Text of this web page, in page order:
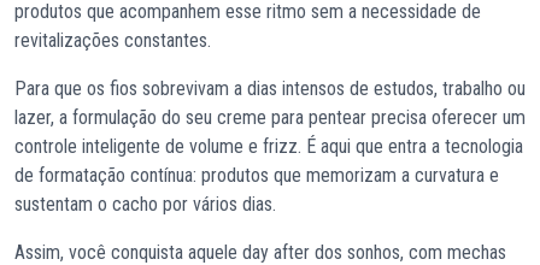
produtos que acompanhem esse ritmo sem a necessidade de
revitalizações constantes.
Para que os fios sobrevivam a dias intensos de estudos, trabalho ou
lazer, a formulação do seu creme para pentear precisa oferecer um
controle inteligente de volume e frizz. É aqui que entra a tecnologia
de formatação contínua: produtos que memorizam a curvatura e
sustentam o cacho por vários dias.
Assim, você conquista aquele day after dos sonhos, com mechas